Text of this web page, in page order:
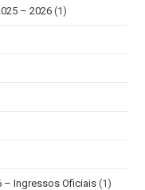
– 2026 (1)
– Ingressos Oficiais (1)